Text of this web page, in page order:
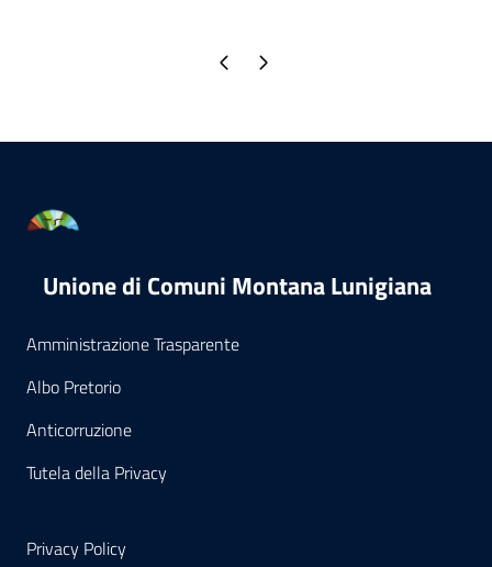
Pagina precedente
Pagina successiva
Unione di Comuni Montana Lunigiana
Amministrazione Trasparente
Albo Pretorio
Anticorruzione
Tutela della Privacy
Privacy Policy